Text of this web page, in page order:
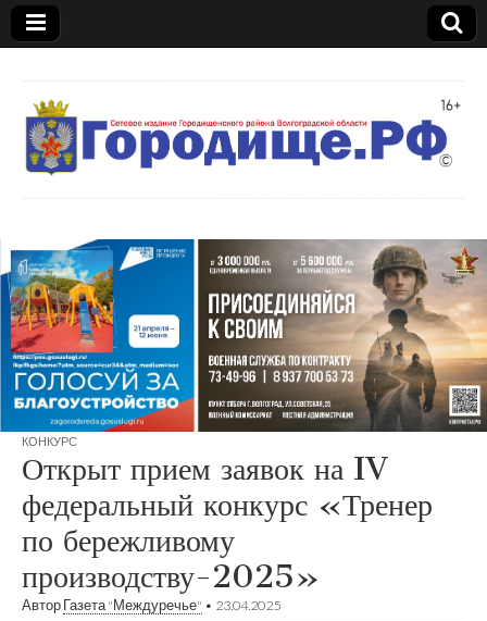
Газета
"Междуречье"
КОНКУРС
Открыт прием заявок на IV
федеральный конкурс «Тренер
по бережливому
производству-2025»
Автор Газета "Междуречье" • 23.04.2025